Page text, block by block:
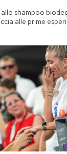
shampoo
alle prime